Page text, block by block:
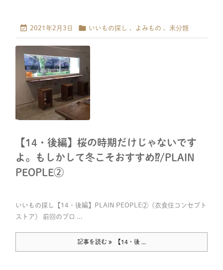
 2021年2月3日  いいもの探し , よみもの , 未分類
【14・後編】桜の時期だけじゃないです
よ。もしかして冬こそおすすめ⁉/PLAIN
PEOPLE②
いいもの探し【14・後編】PLAIN PEOPLE②（衣食住コンセプト
ストア） 前回のブロ ...
記事を読む 【14・後 ...